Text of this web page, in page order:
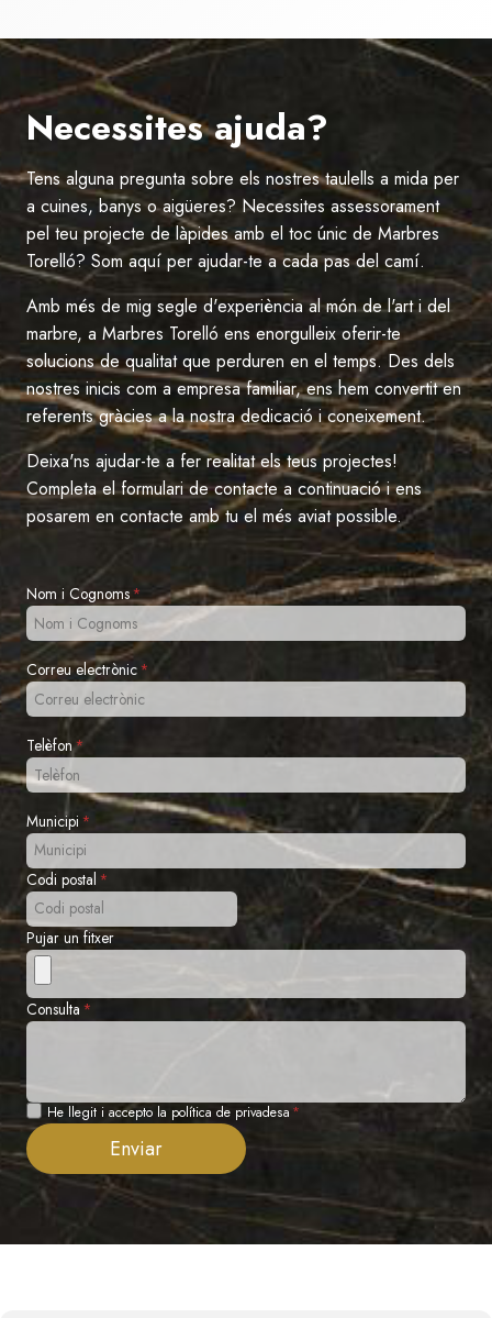
Necessites ajuda?
Tens alguna pregunta sobre els nostres taulells a mida per
a cuines, banys o aigüeres? Necessites assessorament
pel teu projecte de làpides amb el toc únic de Marbres
Torelló? Som aquí per ajudar-te a cada pas del camí.
Amb més de mig segle d'experiència al món de l'art i del
marbre, a Marbres Torelló ens enorgulleix oferir-te
solucions de qualitat que perduren en el temps. Des dels
nostres inicis com a empresa familiar, ens hem convertit en
referents gràcies a la nostra dedicació i coneixement.
Deixa'ns ajudar-te a fer realitat els teus projectes!
Completa el formulari de contacte a continuació i ens
posarem en contacte amb tu el més aviat possible.
Nom i Cognoms*
Correu electrònic*
Telèfon*
Municipi *
Codi postal *
Pujar un fitxer
Consulta *
Privadesa
He llegit i accepto la política de privadesa *
Enviar